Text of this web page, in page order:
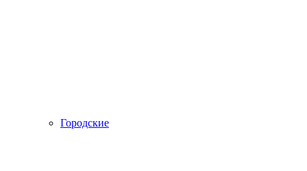
Городские